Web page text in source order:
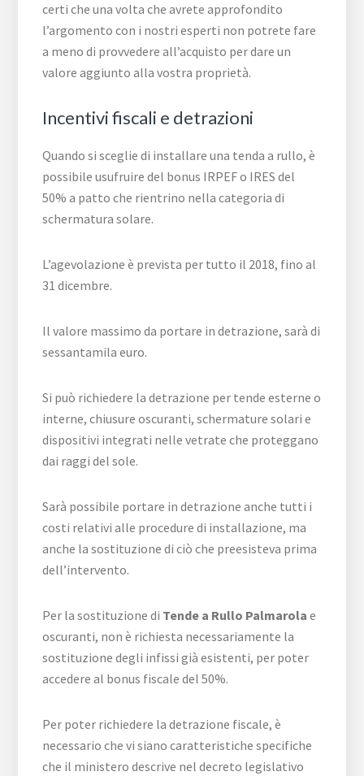
certi che una volta che avrete approfondito
l’argomento con i nostri esperti non potrete fare
a meno di provvedere all’acquisto per dare un
valore aggiunto alla vostra proprietà.
Incentivi fiscali e detrazioni
Quando si sceglie di installare una tenda a rullo, è
possibile usufruire del bonus IRPEF o IRES del
50% a patto che rientrino nella categoria di
schermatura solare.
L’agevolazione è prevista per tutto il 2018, fino al
31 dicembre.
Il valore massimo da portare in detrazione, sarà di
sessantamila euro.
Si può richiedere la detrazione per tende esterne o
interne, chiusure oscuranti, schermature solari e
dispositivi integrati nelle vetrate che proteggano
dai raggi del sole.
Sarà possibile portare in detrazione anche tutti i
costi relativi alle procedure di installazione, ma
anche la sostituzione di ciò che preesisteva prima
dell’intervento.
Per la sostituzione di Tende a Rullo Palmarola e
oscuranti, non è richiesta necessariamente la
sostituzione degli infissi già esistenti, per poter
accedere al bonus fiscale del 50%.
Per poter richiedere la detrazione fiscale, è
necessario che vi siano caratteristiche specifiche
che il ministero descrive nel decreto legislativo